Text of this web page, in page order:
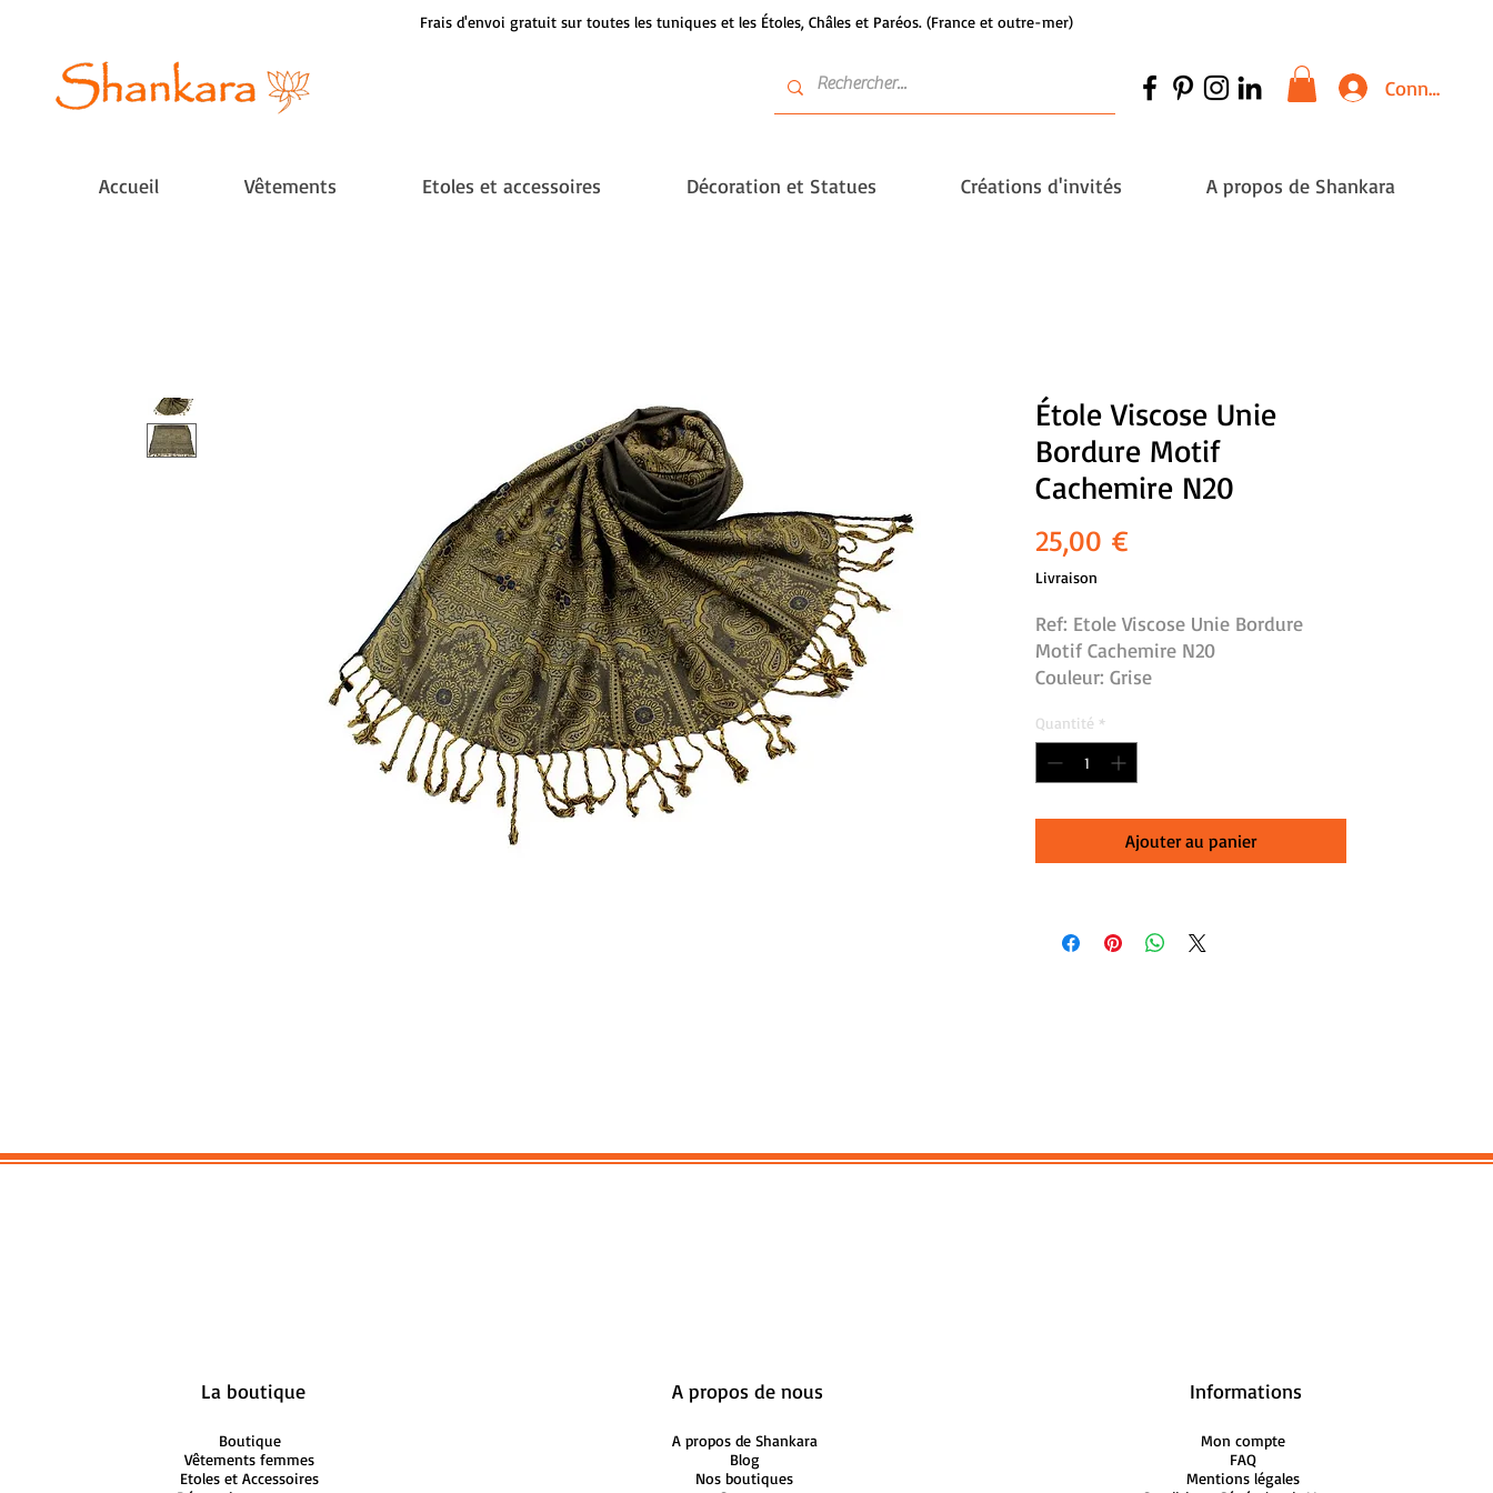
Frais d'envoi gratuit sur toutes les tuniques et les Étoles, Châles et Paréos. (France et outre-mer)
Connexion
Accueil Vêtements Etoles et accessoires Décoration et Statues Créations d'invités A propos de Shankara
Étole Viscose Unie
Bordure Motif
Cachemire N20
25,00 €
Livraison
Ref: Etole Viscose Unie Bordure
Motif Cachemire N20
Couleur: Grise
100% Viscose
Finitions franges tressées
Lavage machine 30°, séchage à plat
Quantité *
Ajouter au panier
La boutique
Boutique
Vêtements femmes
Etoles et Accessoires
A propos de nous
A propos de Shankara
Blog
Nos boutiques
Informations
Mon compte
FAQ
Mentions légales